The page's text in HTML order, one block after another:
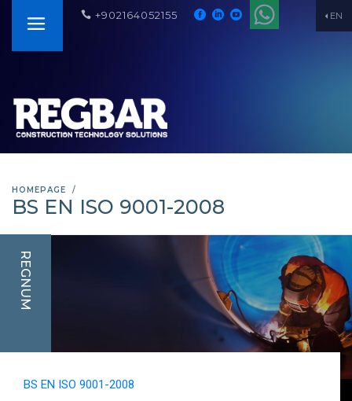
EN
+902164052155
HOMEPAGE
BS EN ISO 9001-2008
REGNUM
BS EN ISO 9001-2008